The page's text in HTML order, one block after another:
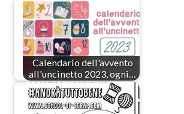
Calendario dell'avvento
all'uncinetto 2023, ogni…